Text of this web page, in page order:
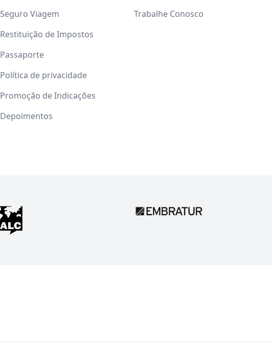
Seguro Viagem
Restituição de Impostos
Passaporte
Política de privacidade
Promoção de Indicações
Depoimentos
Trabalhe Conosco